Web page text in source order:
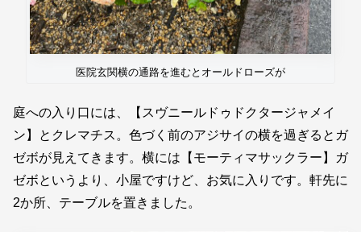
医院玄関横の通路を進むとオールドローズが
庭への入り口には、【スヴニールドゥドクタージャメイ
ン】とクレマチス。色づく前のアジサイの横を過ぎるとガ
ゼボが見えてきます。横には【モーティマサックラー】ガ
ゼボというより、小屋ですけど、お気に入りです。軒先に
2か所、テーブルを置きました。